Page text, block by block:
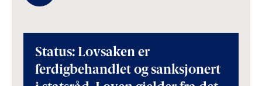
Status: Lovsaken er
ferdigbehandlet og sanksjonert